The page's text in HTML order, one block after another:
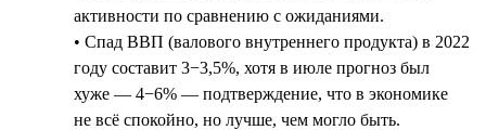
активности по сравнению с ожиданиями.
• Спад ВВП (валового внутреннего продукта) в 2022
году составит 3−3,5%, хотя в июле прогноз был
хуже — 4−6% — подтверждение, что в экономике
не всё спокойно, но лучше, чем могло быть.